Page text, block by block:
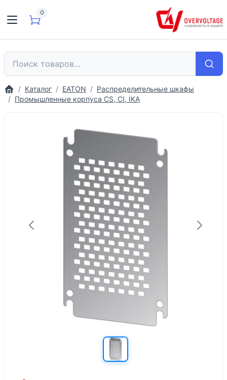
0
Каталог EATON
Распределительные шкафы
Промышленные корпуса CS, CI, IKA